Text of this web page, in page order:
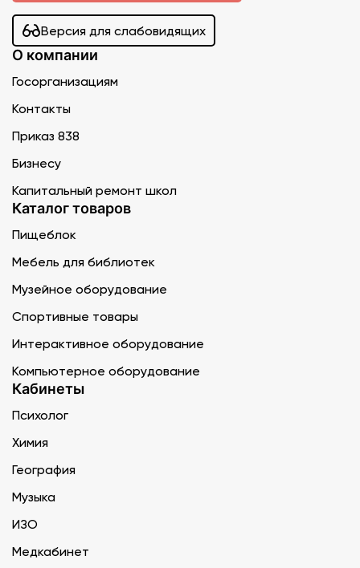
Версия для слабовидящих
О компании
Госорганизациям
Контакты
Приказ 838
Бизнесу
Капитальный ремонт школ
Каталог товаров
Пищеблок
Мебель для библиотек
Музейное оборудование
Спортивные товары
Интерактивное оборудование
Компьютерное оборудование
Кабинеты
Психолог
Химия
География
Музыка
ИЗО
Медкабинет